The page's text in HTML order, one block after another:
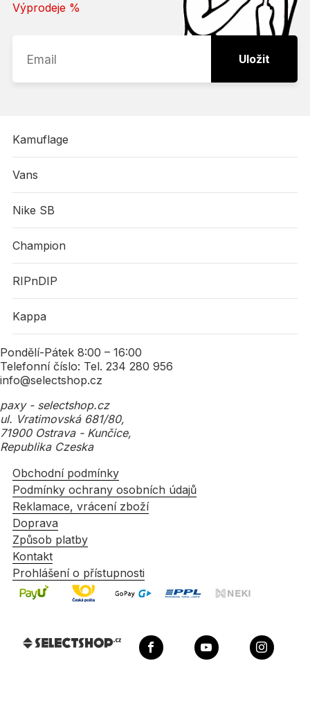
Výprodeje %
Uložit
Kamuflage
Vans
Nike SB
Champion
RIPnDIP
Kappa
Pondělí-Pátek 8:00 – 16:00
Telefonní číslo: Tel. 234 280 956
info@selectshop.cz
paxy - selectshop.cz
ul. Vratimovská 681/80,
71900 Ostrava - Kunčice,
Republika Czeska
Obchodní podmínky
Podmínky ochrany osobních údajů
Reklamace, vrácení zboží
Doprava
Způsob platby
Kontakt
Prohlášení o přístupnosti